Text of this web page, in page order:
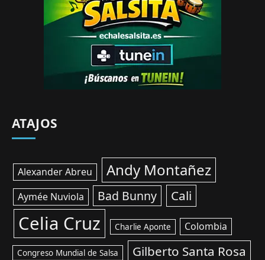
ATAJOS
Alexander Abreu Andy Montañez
Aymée Nuviola Bad Bunny Cali
Celia Cruz Charlie Aponte Colombia
Congreso Mundial de Salsa Gilberto Santa Rosa